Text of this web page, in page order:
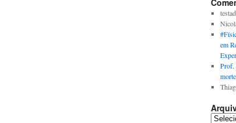
em
Prof.
morte
Arquivos